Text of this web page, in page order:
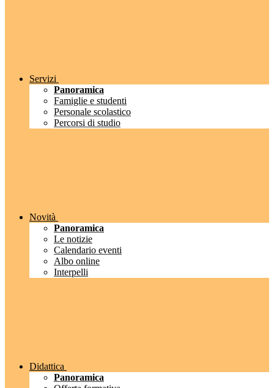
Servizi
Panoramica
Famiglie e studenti
Personale scolastico
Percorsi di studio
Novità
Panoramica
Le notizie
Calendario eventi
Albo online
Interpelli
Didattica
Panoramica